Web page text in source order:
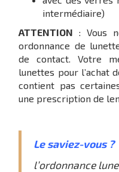
intermédiaire)
ATTENTION : Vous
ordonnance de
de contact. Votre
lunettes pour l’achat
contient pas
une prescription de
Le saviez-vous ?
l’ordonnance